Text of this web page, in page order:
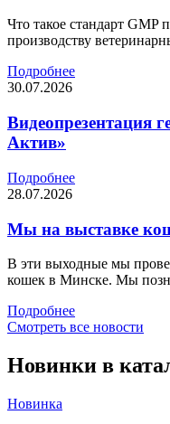
Что такое стандарт GMP
производству
Подробнее
30.07.2026
Видеопрезентация
Актив»
Подробнее
28.07.2026
Мы на выставке
В эти выходные мы
кошек в Минске. Мы
Подробнее
Смотреть все новости
Новинки в
Новинка